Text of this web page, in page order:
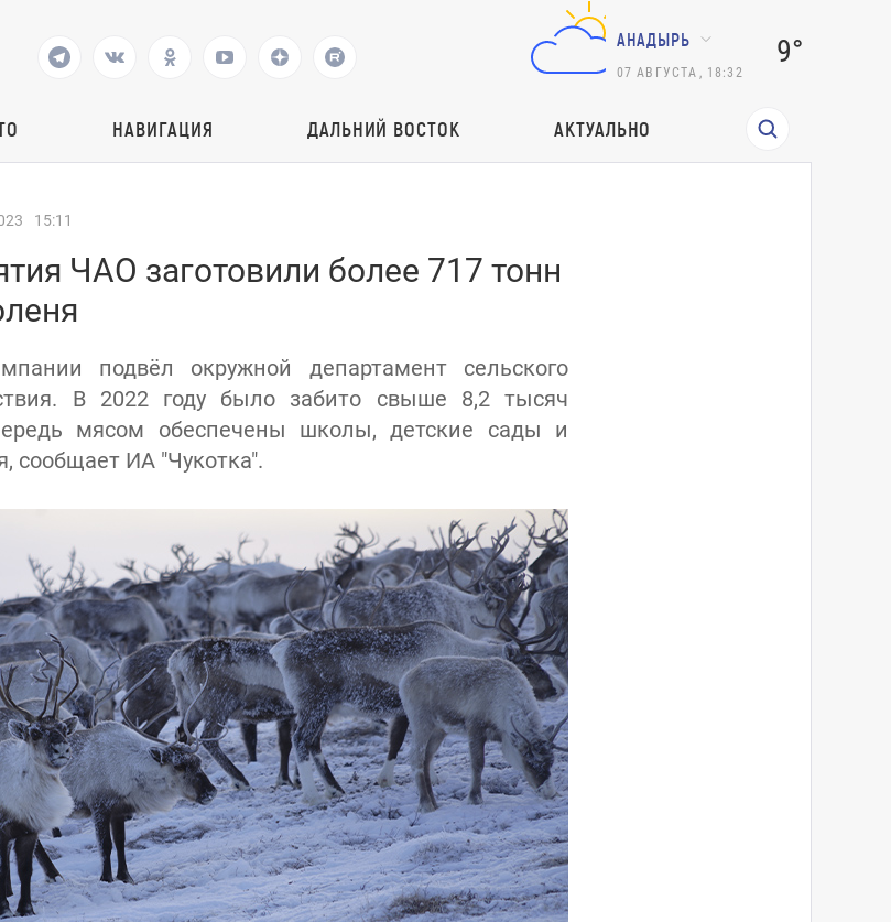
АНАДЫРЬ
07 АВГУСТА 18:32
9°
НАВИГАЦИЯ ДАЛЬНИЙ ВОСТОК АКТУАЛЬНО
15:11
ЧАО заготовили более 717 тонн
подвёл окружной департамент сельского
В 2022 году было забито свыше 8,2 тысяч
мясом обеспечены школы, детские сады и
сообщает ИА "Чукотка".